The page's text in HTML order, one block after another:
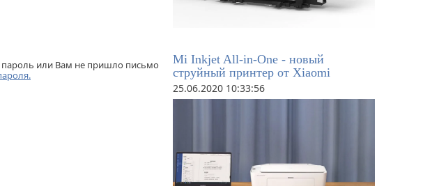
Mi Inkjet All-in-One - новый
струйный принтер от Xiaomi
25.06.2020 10:33:56
пароль или Вам не пришло письмо